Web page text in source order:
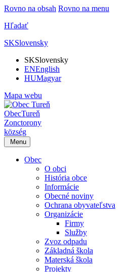
Rovno na obsah Rovno na menu
Hľadať
SKSlovensky
SKSlovensky
ENEnglish
HUMagyar
Mapa webu
ObecTureň
Zonctorony
község
Menu
Obec
O obci
História obce
Informácie
Obecné noviny
Ochrana obyvateľstva
Organizácie
Firmy
Služby
Zvoz odpadu
Základná škola
Materská škola
Projekty